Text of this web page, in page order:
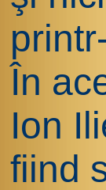
În
Ion
fiind